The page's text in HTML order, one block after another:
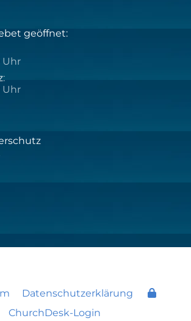
geöffnet:
:
Datenschutzerklärung
ChurchDesk-Login